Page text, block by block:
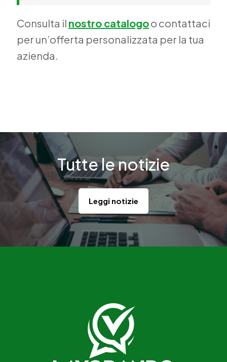
Consulta il nostro catalogoo contattaci
per un’offerta personalizzata per la tua
azienda.
Tutte le notizie
Leggi notizie